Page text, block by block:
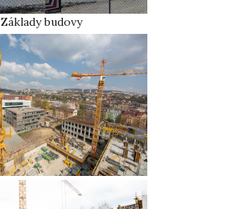
Základy budovy